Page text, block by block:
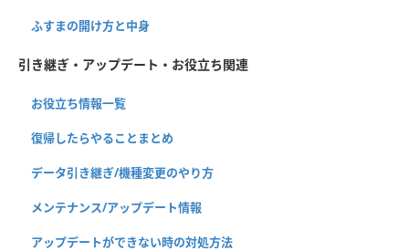
ふすまの開け方と中身
引き継ぎ・アップデート・お役立ち関連
お役立ち情報一覧
復帰したらやることまとめ
データ引き継ぎ/機種変更のやり方
メンテナンス/アップデート情報
アップデートができない時の対処方法